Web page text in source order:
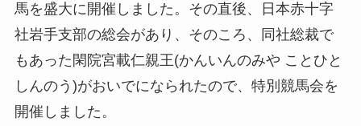
馬を盛大に開催しました。その直後、日本赤十字
社岩手支部の総会があり、そのころ、同社総裁で
もあった閑院宮載仁親王(かんいんのみや ことひと
しんのう)がおいでになられたので、特別競馬会を
開催しました。